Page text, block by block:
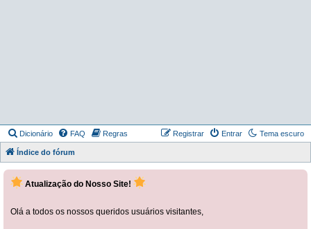
Tema escuro
Dicionário FAQ Regras Entrar
Registrar
Índice do fórum
Atualização do Nosso Site!
Olá a todos os nossos queridos usuários visitantes,